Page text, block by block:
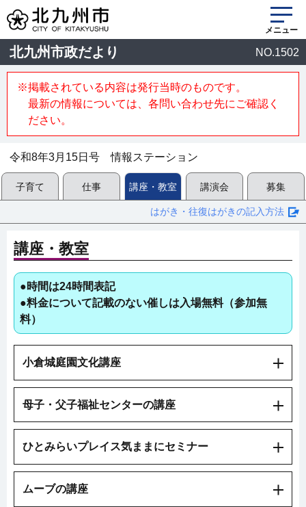
メニュー
北九州市政だより NO.1502
※掲載されている内容は発行当時のものです。
最新の情報については、各問い合わせ先にご確認く
ださい。
令和8年3月15日号 情報ステーション
子育て 仕事 講座・教室 講演会 募集
はがき・往復はがきの記入方法
講座・教室
●時間は24時間表記
●料金について記載のない催しは入場無料（参加無
料）
小倉城庭園文化講座
母子・父子福祉センターの講座
ひとみらいプレイス気ままにセミナー
ムーブの講座